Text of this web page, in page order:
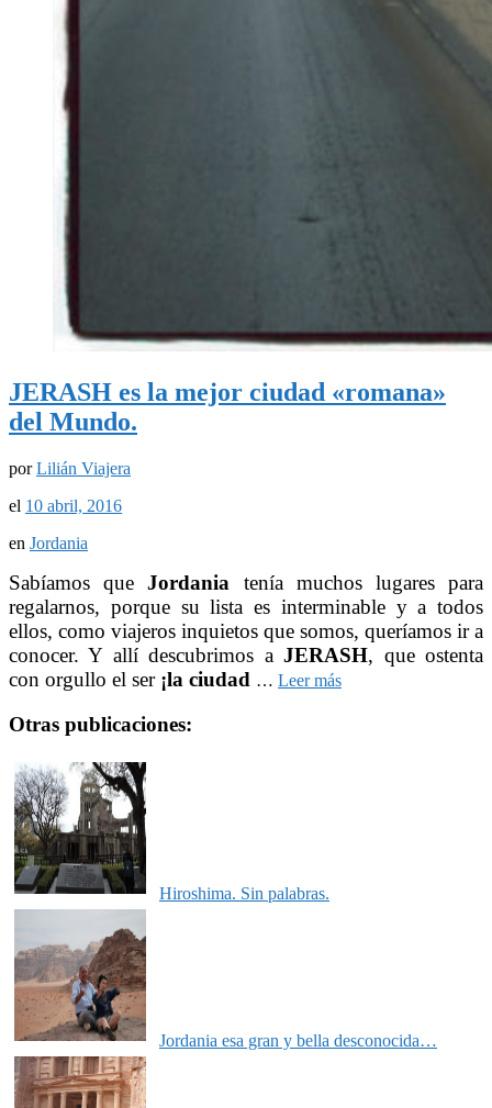
JERASH es la mejor ciudad «romana»
del Mundo.
porLilián Viajera
el 10 abril, 2016
en Jordania
Sabíamos queJordania tenía muchos lugares para
regalarnos, porque su lista es interminable y a todos
ellos, como viajeros inquietos que somos, queríamos ir a
conocer. Y allí descubrimos aJERASH, que ostenta
con orgullo el ser ¡la ciudad … Leer más
Otras publicaciones:
Hiroshima. Sin palabras.
Jordania esa gran y bella desconocida…